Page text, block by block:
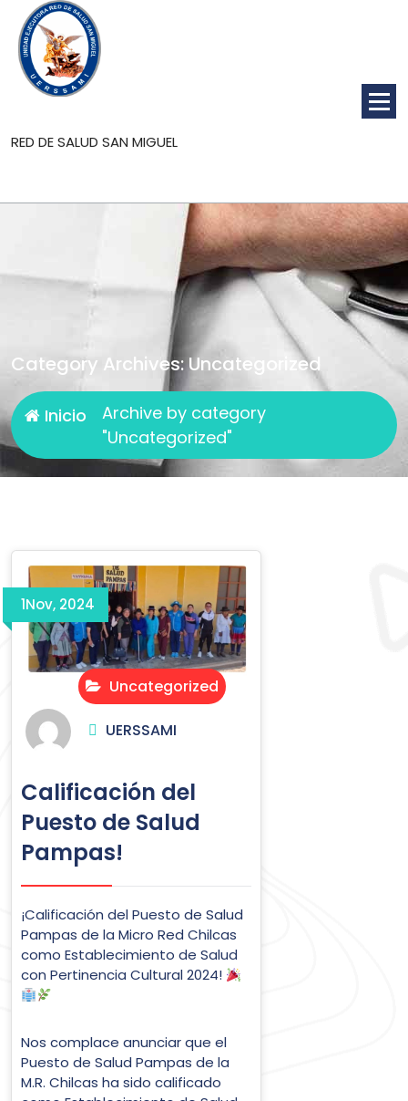
Saltar
contenido
RED DE SALUD SAN MIGUEL
Category Archives: Uncategorized
Inicio
Archive by category
"Uncategorized"
Uncategorized
1Nov, 2024
UERSSAMI
Calificación del
Puesto de Salud
Pampas!
¡Calificación del Puesto de Salud
Pampas de la Micro Red Chilcas
como Establecimiento de Salud
con Pertinencia Cultural 2024!
Nos complace anunciar que el
Puesto de Salud Pampas de la
M.R. Chilcas ha sido calificado